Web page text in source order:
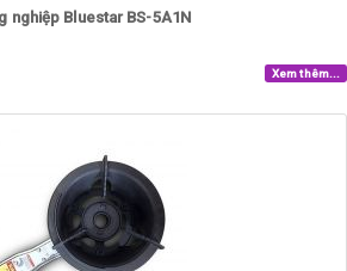
nghiệp Bluestar BS-5A1N
Xem thêm...